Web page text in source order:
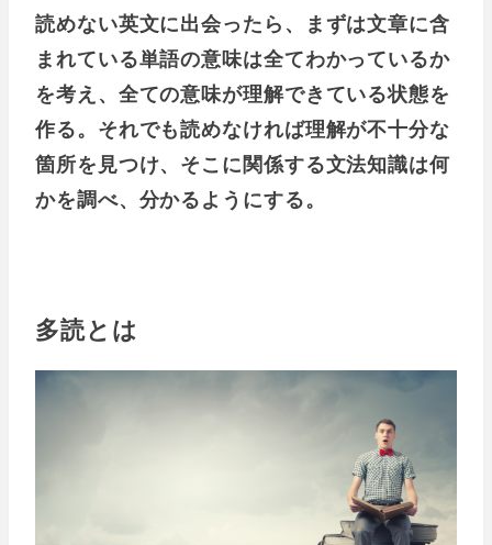
読めない英文に出会ったら、まずは文章に含
まれている単語の意味は全てわかっているか
を考え、全ての意味が理解できている状態を
作る。それでも読めなければ理解が不十分な
箇所を見つけ、そこに関係する文法知識は何
かを調べ、分かるようにする。
多読とは